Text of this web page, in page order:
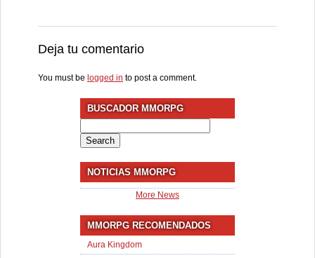
Deja tu comentario
You must be logged in to post a comment.
BUSCADOR MMORPG
for:
NOTICIAS MMORPG
More News
MMORPG RECOMENDADOS
Aura Kingdom